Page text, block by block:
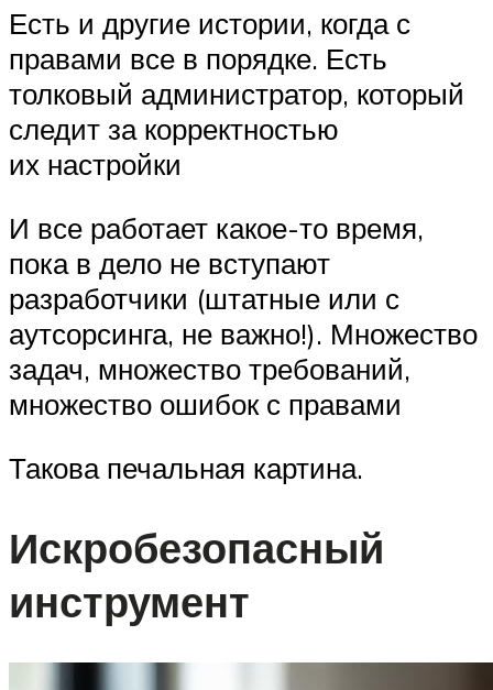
Есть и другие истории, когда с
правами все в порядке. Есть
толковый администратор, который
следит за корректностью
их настройки
И все работает какое-то время,
пока в дело не вступают
разработчики (штатные или с
аутсорсинга, не важно!). Множество
задач, множество требований,
множество ошибок с правами
Такова печальная картина.
Искробезопасный
инструмент